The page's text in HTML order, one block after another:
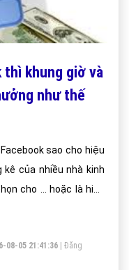
thì khung giờ và
như thế
sao cho hiệu
của nhiều nhà kinh
cho ... hoặc là hiển
08-05 21:41:36
Đăng